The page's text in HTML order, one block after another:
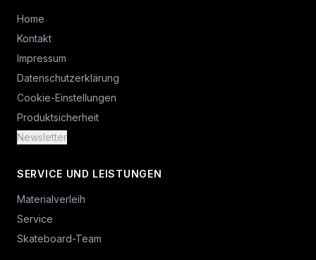
Home
Kontakt
Impressum
Datenschutzerklärung
Cookie-Einstellungen
Produktsicherheit
Newsletter
SERVICE UND LEISTUNGEN
Materialverleih
Service
Skateboard-Team